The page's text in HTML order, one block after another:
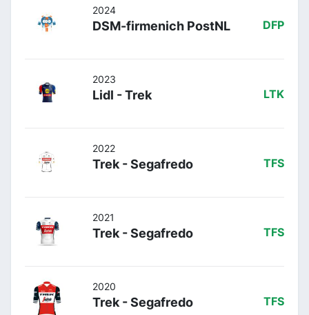
2024
DSM-firmenich PostNL DFP
2023
Lidl - Trek LTK
2022
Trek - Segafredo TFS
2021
Trek - Segafredo TFS
2020
Trek - Segafredo TFS